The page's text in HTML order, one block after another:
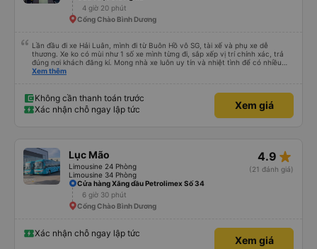
4 giờ 20 phút
Cổng Chào Bình Dương
Lần đầu đi xe Hải Luân, mình đi từ Buôn Hồ vô SG, tài xế và phụ xe dễ
thương. Xe ko có mùi như 1 số xe mình từng đi, sắp xếp vị trí chính xác, trả
đúng nơi khách đăng kí. Mong nhà xe luôn uy tín và nhiệt tình để có nhiều
khách hàng hơn nữa
Xem thêm
Không cần thanh toán trước
Xác nhận chỗ ngay lập tức
Xem giá
Lục Mão
Limousine 24 Phòng
Limousine 34 Phòng
4.9 star_rate
(21 đánh giá)
Cửa hàng Xăng dầu Petrolimex Số 34
6 giờ 30 phút
Cổng Chào Bình Dương
Xác nhận chỗ ngay lập tức
Xem giá